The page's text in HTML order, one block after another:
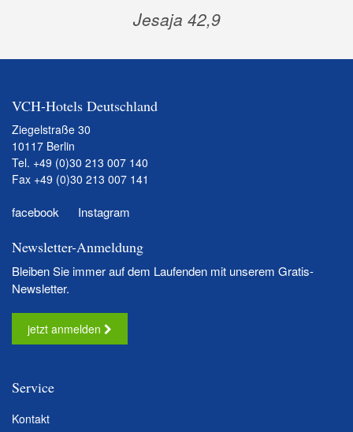
Jesaja 42,9
VCH-Hotels Deutschland
Ziegelstraße 30
10117 Berlin
Tel. +49 (0)30 213 007 140
Fax +49 (0)30 213 007 141
facebook Instagram
Newsletter-Anmeldung
Bleiben Sie immer auf dem Laufenden mit unserem Gratis-
Newsletter.
jetzt anmelden
Service
Kontakt